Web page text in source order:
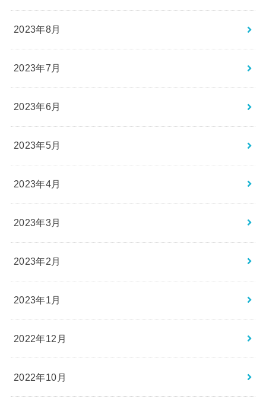
2023年8月
2023年7月
2023年6月
2023年5月
2023年4月
2023年3月
2023年2月
2023年1月
2022年12月
2022年10月